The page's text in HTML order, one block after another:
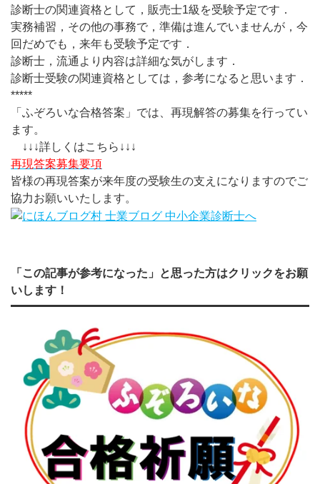
診断士の関連資格として，販売士1級を受験予定です．
実務補習，その他の事務で，準備は進んでいませんが，今
回だめでも，来年も受験予定です．
診断士，流通より内容は詳細な気がします．
診断士受験の関連資格としては，参考になると思います．
*****
「ふぞろいな合格答案」では、再現解答の募集を行ってい
ます。
↓↓↓詳しくはこちら↓↓↓
再現答案募集要項
皆様の再現答案が来年度の受験生の支えになりますのでご
協力お願いいたします。
「この記事が参考になった」と思った方はクリックをお願
いします！